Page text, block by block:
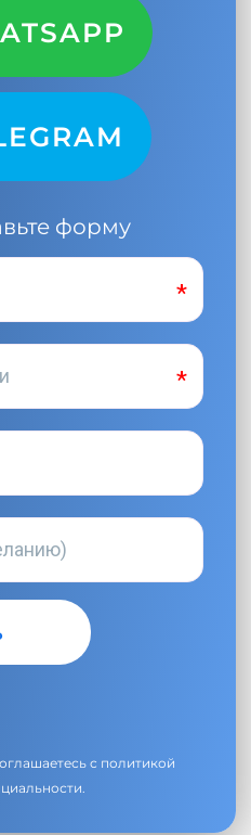
форму
с политикой
.